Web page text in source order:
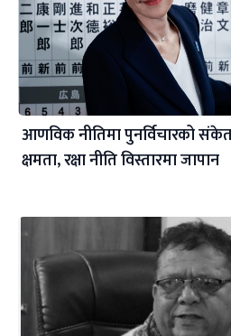
आणविक नीतिमा पुनर्विचारको
क्षमता, रक्षा नीति विस्तारमा जापान